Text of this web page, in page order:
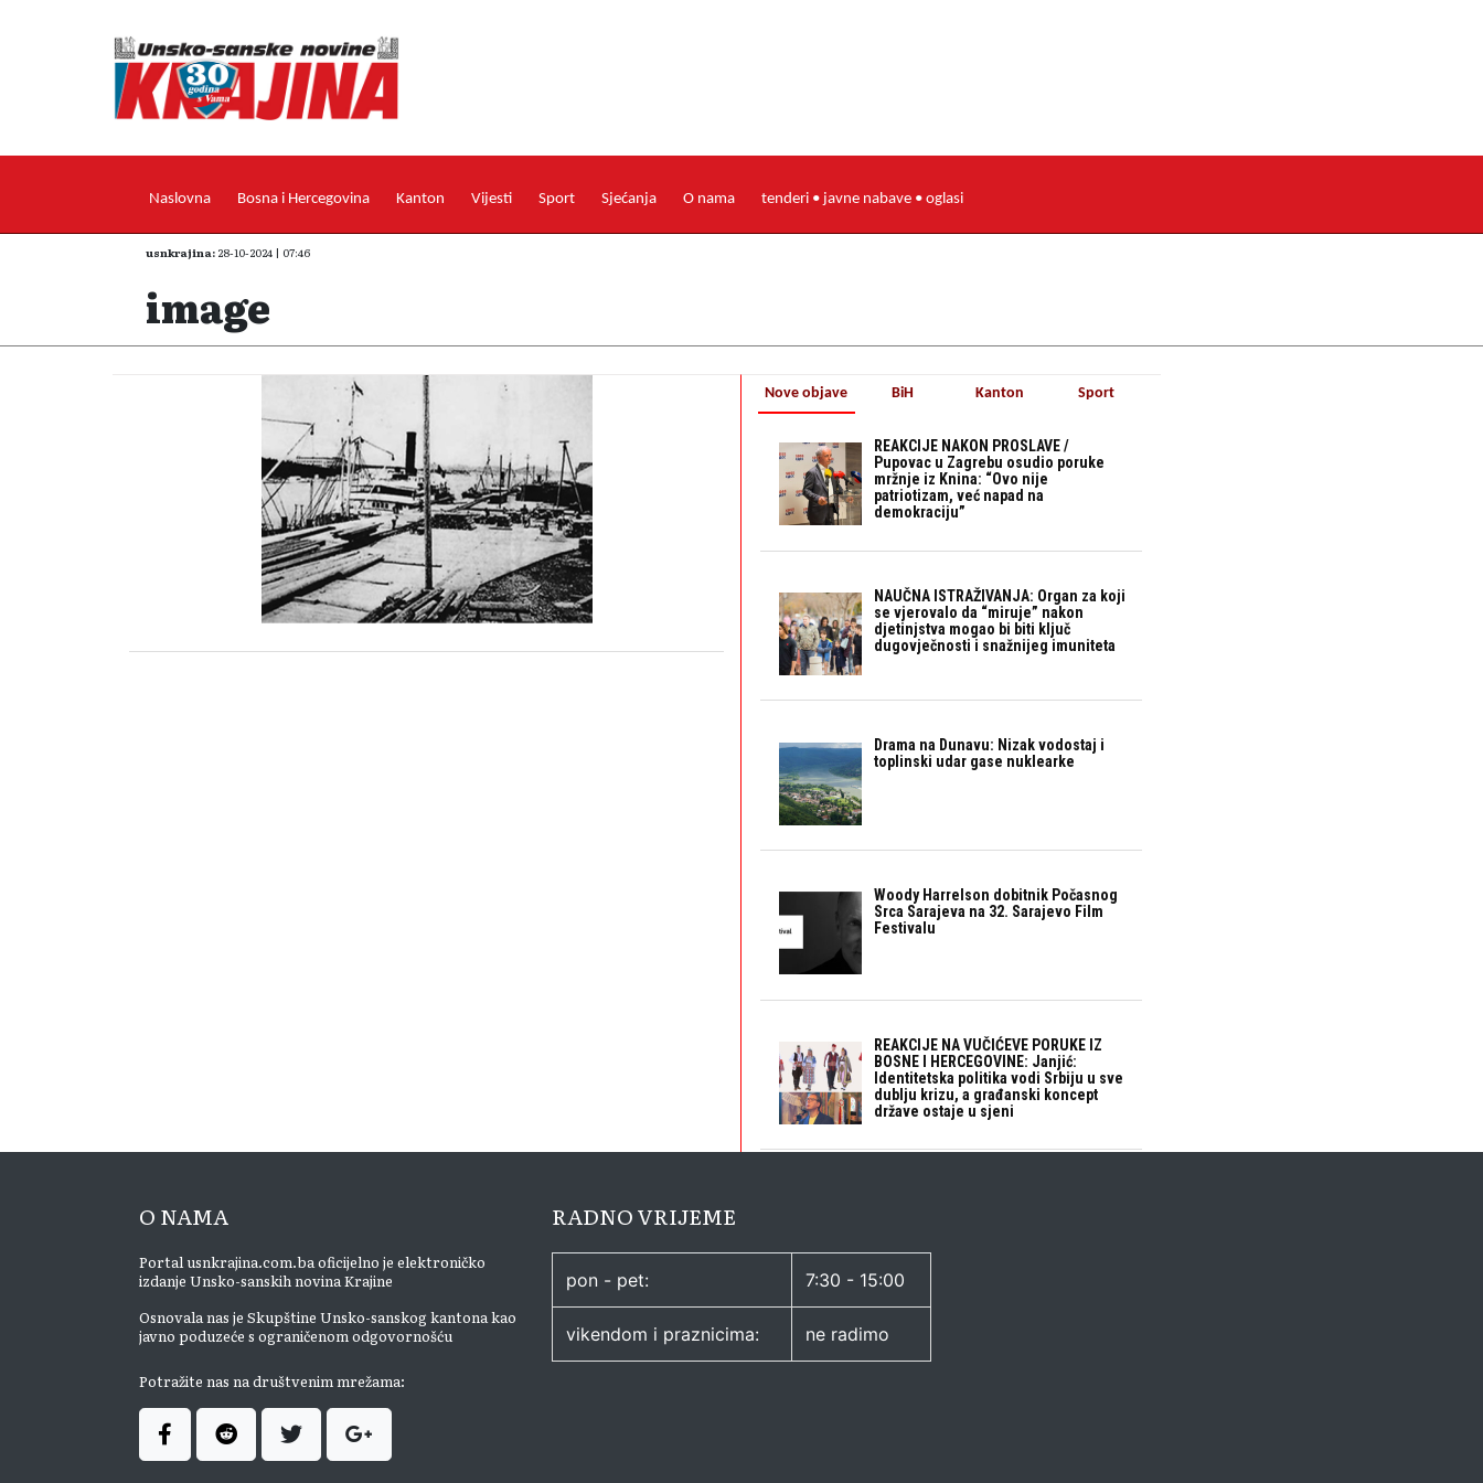
Naslovna Bosna i Hercegovina Kanton Vijesti Sport Sjećanja O nama tenderi • javne nabave • oglasi
usnkrajina: 28-10-2024 | 07:46
image
Nove objave
REAKCIJE NAKON PROSLAVE /
Pupovac u Zagrebu osudio poruke
mržnje iz Knina: “Ovo nije
patriotizam, već napad na
demokraciju”
NAUČNA ISTRAŽIVANJA: Organ za koji
se vjerovalo da “miruje” nakon
djetinjstva mogao bi biti ključ
dugovječnosti i snažnijeg imuniteta
Drama na Dunavu: Nizak vodostaj i
toplinski udar gase nuklearke
Woody Harrelson dobitnik Počasnog
Srca Sarajeva na 32. Sarajevo Film
Festivalu
REAKCIJE NA VUČIĆEVE PORUKE IZ
BOSNE I HERCEGOVINE: Janjić:
Identitetska politika vodi Srbiju u sve
dublju krizu, a građanski koncept
države ostaje u sjeni
BiH Kanton Sport
O NAMA
Portal usnkrajina.com.ba oficijelno je elektroničko
izdanje Unsko-sanskih novina Krajine
Osnovala nas je Skupštine Unsko-sanskog kantona kao
javno poduzeće s ograničenom odgovornošću
Potražite nas na društvenim mrežama:
RADNO VRIJEME
pon - pet: 7:30 - 15:00
vikendom i praznicima: ne radimo